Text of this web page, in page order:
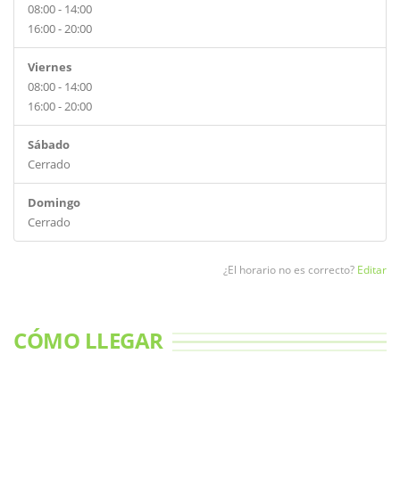
08:00 - 14:00
16:00 - 20:00
Viernes
08:00 - 14:00
16:00 - 20:00
Sábado
Cerrado
Domingo
Cerrado
¿El horario no es correcto? Editar
CÓMO LLEGAR